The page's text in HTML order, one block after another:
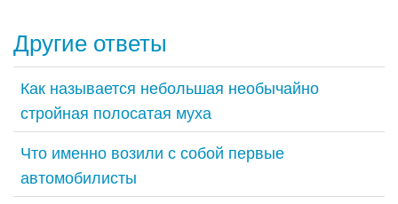
Другие ответы
Как называется небольшая необычайно
стройная полосатая муха
Что именно возили с собой первые
автомобилисты